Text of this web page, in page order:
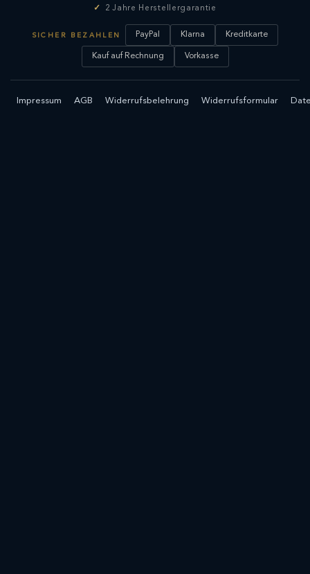
2 Jahre Herstellergarantie
SICHER BEZAHLEN PayPal Klarna Kreditkarte
Kauf auf Rechnung Vorkasse
Impressum AGB Widerrufsbelehrung Widerrufsformular